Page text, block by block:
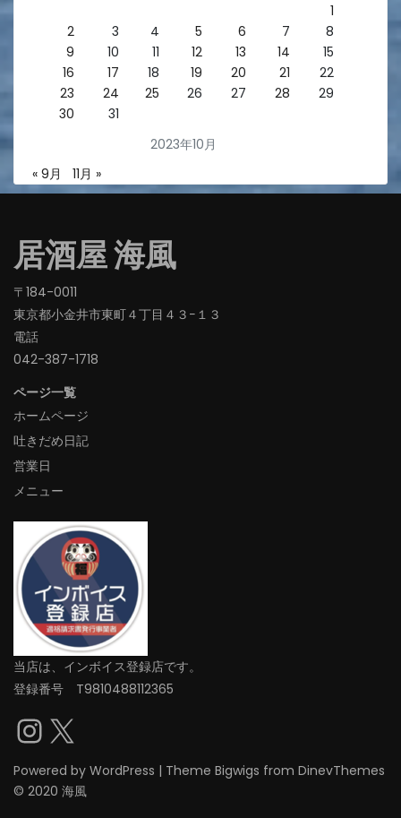
2023年10月
1
2
3 4 5 6 7
8
9
10 11 12 13 14
15
16
17 18 19 20 21
22
23
24 25 26 27 28
29
30
31
« 9月 11月 »
居酒屋 海風
〒184-0011
東京都小金井市東町４丁目４３−１３
電話
042-387-1718‬
ページ一覧
ホームページ
吐きだめ日記
営業日
メニュー
当店は、インボイス登録店です。
登録番号 T9810488112365
Instagram
X
Powered by WordPress | Theme Bigwigs from DinevThemes
© 2020 海風